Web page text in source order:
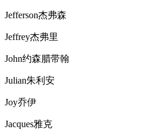
Jefferson杰弗森
Jeffrey杰弗里
John约森腊带翰
Julian朱利安
Joy乔伊
Jacques雅克